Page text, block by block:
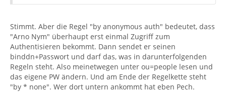
Stimmt. Aber die Regel "by anonymous auth" bedeutet, dass
"Arno Nym" überhaupt erst einmal Zugriff zum
Authentisieren bekommt. Dann sendet er seinen
binddn+Passwort und darf das, was in darunterfolgenden
Regeln steht. Also meinetwegen unter ou=people lesen und
das eigene PW ändern. Und am Ende der Regelkette steht
"by * none". Wer dort untern ankommt hat eben Pech.